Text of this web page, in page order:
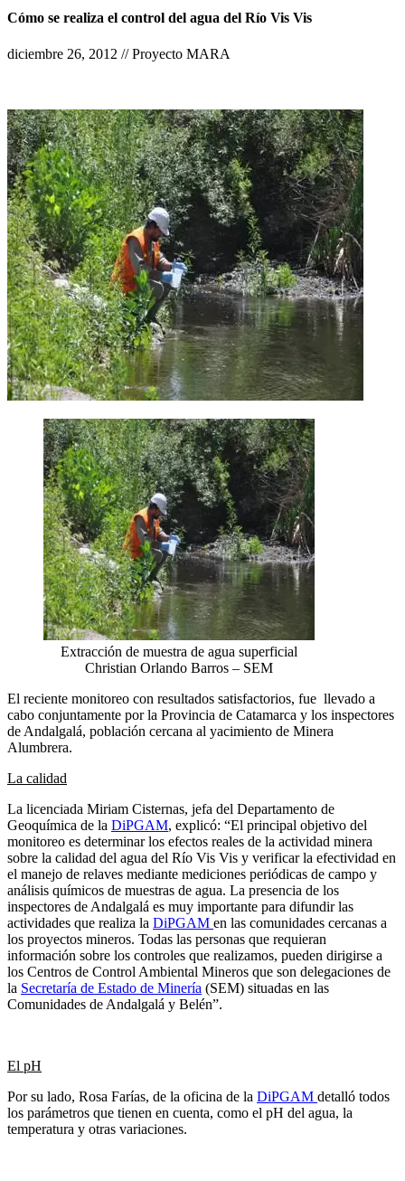
Cómo se realiza el control del agua del Río Vis Vis
diciembre 26, 2012 // Proyecto MARA
Extracción de muestra de agua superficial
Christian Orlando Barros – SEM
El reciente monitoreo con resultados satisfactorios, fue llevado a
cabo conjuntamente por la Provincia de Catamarca y los inspectores
de Andalgalá, población cercana al yacimiento de Minera
Alumbrera.
La calidad
La licenciada Miriam Cisternas, jefa del Departamento de
Geoquímica de la DiPGAM, explicó: “El principal objetivo del
monitoreo es determinar los efectos reales de la actividad minera
sobre la calidad del agua del Río Vis Vis y verificar la efectividad en
el manejo de relaves mediante mediciones periódicas de campo y
análisis químicos de muestras de agua. La presencia de los
inspectores de Andalgalá es muy importante para difundir las
actividades que realiza la DiPGAM en las comunidades cercanas a
los proyectos mineros. Todas las personas que requieran
información sobre los controles que realizamos, pueden dirigirse a
los Centros de Control Ambiental Mineros que son delegaciones de
la Secretaría de Estado de Minería (SEM) situadas en las
Comunidades de Andalgalá y Belén”.
El pH
Por su lado, Rosa Farías, de la oficina de la DiPGAM detalló todos
los parámetros que tienen en cuenta, como el pH del agua, la
temperatura y otras variaciones.